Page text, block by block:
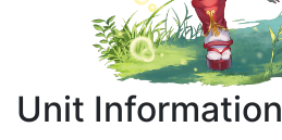
Unit Information